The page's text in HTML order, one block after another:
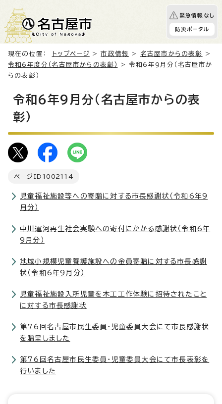
緊急情報なし
防災ポータル
現在の位置： トップページ >市政情報 > 名古屋市からの表彰
>
令和6年度分（名古屋市からの表彰）
> 令和6年9月分（名古屋市か
らの表彰）
令和6年9月分（名古屋市からの表
彰）
ページID 1002114
児童福祉施設等への寄贈に対する市長感謝状（令和6年9
月分）
中川運河再生社会実験への寄付にかかる感謝状（令和6年
9月分）
地域小規模児童養護施設への金員寄贈に対する市長感謝
状（令和6年9月分）
児童福祉施設入所児童を木工工作体験に招待されたこと
に対する市長感謝状
第76回名古屋市民生委員・児童委員大会にて市長感謝状
を贈呈しました
第76回名古屋市民生委員・児童委員大会にて市長表彰を
行いました